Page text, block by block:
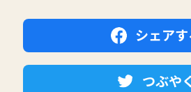
シェアす
つぶや